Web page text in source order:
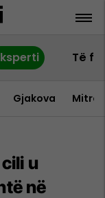
Të
Gjakova
u
në